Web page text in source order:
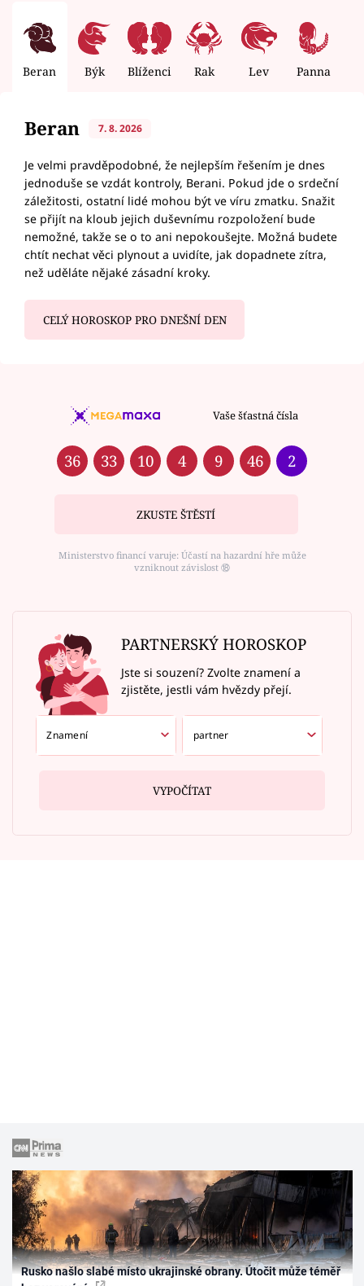
Beran Býk Blíženci Rak Lev Panna
Beran 7. 8. 2026
Je velmi pravděpodobné, že nejlepším řešením je dnes
jednoduše se vzdát kontroly, Berani. Pokud jde o srdeční
záležitosti, ostatní lidé mohou být ve víru zmatku. Snažit
se přijít na kloub jejich duševnímu rozpoložení bude
nemožné, takže se o to ani nepokoušejte. Možná budete
chtít nechat věci plynout a uvidíte, jak dopadnete zítra,
než uděláte nějaké zásadní kroky.
CELÝ HOROSKOP PRO DNEŠNÍ DEN
Vaše šťastná čísla
36 33 10 4 9 46 2
ZKUSTE ŠTĚSTÍ
Ministerstvo financí varuje: Účastí na hazardní hře může
vzniknout závislost ⑱
PARTNERSKÝ HOROSKOP
Jste si souzení? Zvolte znamení a
zjistěte, jestli vám hvězdy přejí.
VYPOČÍTAT
Rusko našlo slabé místo ukrajinské obrany. Útočit může téměř